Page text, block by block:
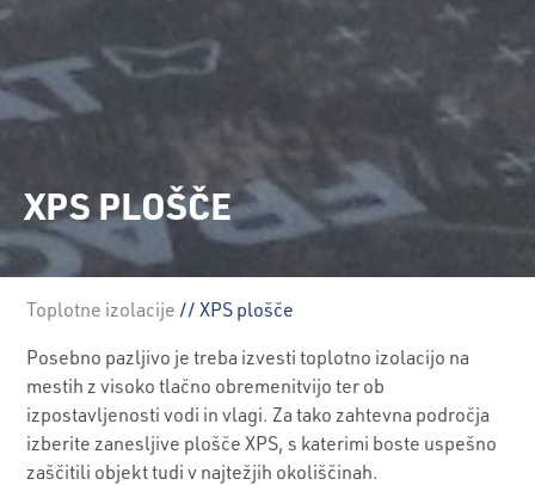
XPS PLOŠČE
Toplotne izolacije // XPS plošče
Posebno pazljivo je treba izvesti toplotno izolacijo na
mestih z visoko tlačno obremenitvijo ter ob
izpostavljenosti vodi in vlagi. Za tako zahtevna področja
izberite zanesljive plošče XPS, s katerimi boste uspešno
zaščitili objekt tudi v najtežjih okoliščinah.